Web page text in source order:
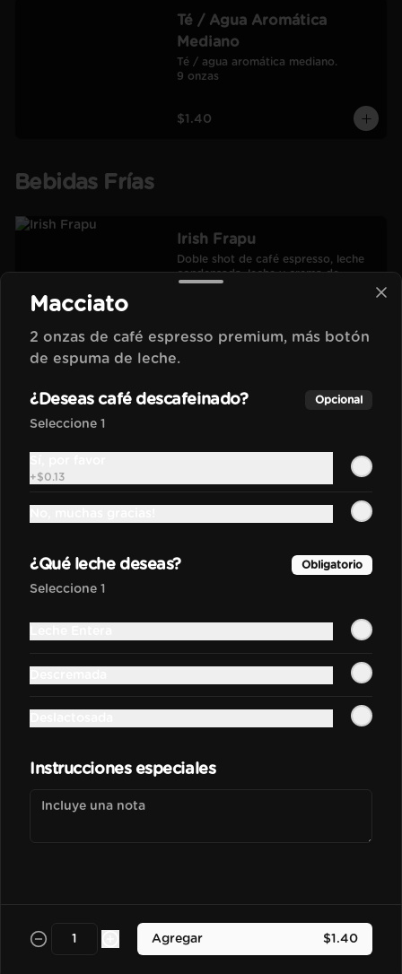
Té / Agua Aromática
Mediano
Té / agua aromática mediano.
9 onzas
$1.40
Bebidas Frías
Irish Frapu
Doble shot de café espresso, leche
condensada, leche y crema de
$4.90
Frapu
Moca Frapu
chocolate.
espressos, leche y esencia de vainilla
espressos, leche y esencia de
avellana francesa.
Macciato
2 onzas de café espresso premium, más botón
de espuma de leche.
¿Deseas café descafeinado? Opcional
Seleccione 1
+$0.13
¿Qué leche deseas? Obligatorio
Seleccione 1
Instrucciones especiales
Agregar $1.40